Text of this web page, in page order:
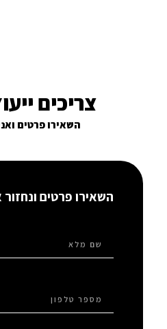
צריכים
השאירו פרטים
השאירו פרטים